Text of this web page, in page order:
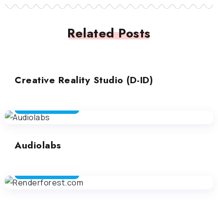
Related Posts
Creative Reality Studio (D-ID)
Audiolabs